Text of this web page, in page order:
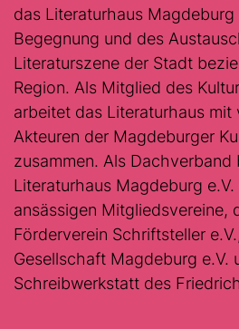
das Literaturhaus
Begegnung und des
Literaturszene der Stadt
Region. Als Mitglied des
arbeitet das Literaturhaus mit
Akteuren der Magdeburger
zusammen. Als Dachverband
Literaturhaus Magdeburg e.V.
ansässigen Mitgliedsvereine,
Förderverein Schriftsteller
Gesellschaft Magdeburg e.V.
Schreibwerkstatt des